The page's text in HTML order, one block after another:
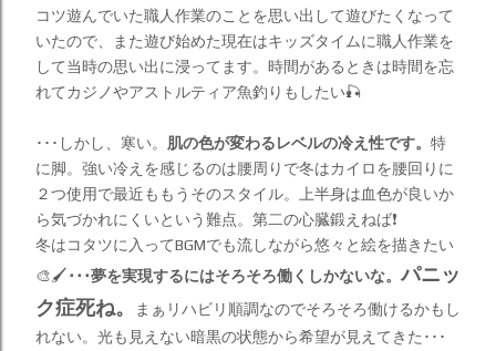
コツ遊んでいた職人作業のことを思い出して遊びたくなって
いたので、また遊び始めた現在はキッズタイムに職人作業を
して当時の思い出に浸ってます。時間があるときは時間を忘
れてカジノやアストルティア魚釣りもしたい🎣
･･･しかし、寒い。 肌の色が変わるレベルの冷え性です。 特
に脚。強い冷えを感じるのは腰周りで冬はカイロを腰回りに
２つ使用で最近ももうそのスタイル。上半身は血色が良いか
ら気づかれにくいという難点。第二の心臓鍛えねば❗️
冬はコタツに入ってBGMでも流しながら悠々と絵を描きたい
🎨🖌️ ･･･夢を実現するにはそろそろ働くしかないな。パニッ
ク症死ね。
まぁリハビリ順調なのでそろそろ働けるかもし
れない。光も見えない暗黒の状態から希望が見えてきた･･･